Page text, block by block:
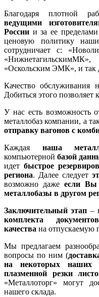
Благодаря плотной
ведущими
России и за ее
ценовую политику
сотрудничает с:
«Оскольским ЭМК», и так
Качество обслуживания
Добиться этого позволяет
У нас есть возможность
металлобаз компании, а
отправку вагонов с
Каждая наша
компьютерной базой
идет быстрое
региона. Далее следует
возможно даже если Вы
металлобазы в другом
Заключительный этап –
комплекта документов
качества на отпускаемую
Мы предлагаем
вопросы по ним (
на некоторых наших
плазменной резки
«Металлоторг» могут
нашего склада.